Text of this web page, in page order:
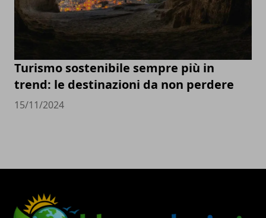
Turismo sostenibile sempre più in
trend: le destinazioni da non perdere
15/11/2024